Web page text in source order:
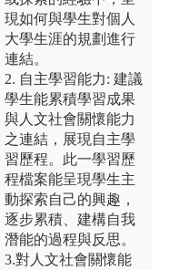
現如何與學生對個人
大學生涯的規劃進行
連結。
2. 自主學習能力: 建議
學生能累積學習成果
與人文社會關懷能力
之連結，展現自主學
習歷程。此一學習歷
程檔案能呈現學生主
動探索自己的興趣，
逐步累積、建構自我
潛能的過程與反思。
3.對人文社會關懷能